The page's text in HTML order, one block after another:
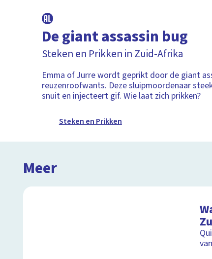
De giant assassin bug
Steken en Prikken in Zuid-Afrika
Emma of Jurre wordt geprikt door de giant
reuzenroofwants. Deze sluipmoordenaar
snuit en injecteert gif. Wie laat zich prikken?
Steken en Prikken
Meer